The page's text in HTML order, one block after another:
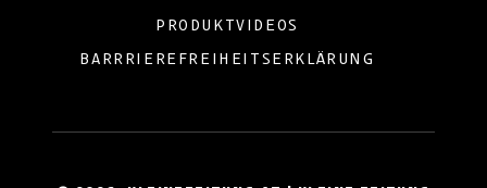
PRODUKTVIDEOS
BARRRIEREFREIHEITSERKLÄRUNG